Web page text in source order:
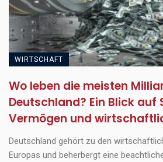
WIRTSCHAFT
Wo leben die meisten
Deutschland? Ein Blick auf
Vermögen und
Deutschland gehört zu den
Europas und beherbergt eine